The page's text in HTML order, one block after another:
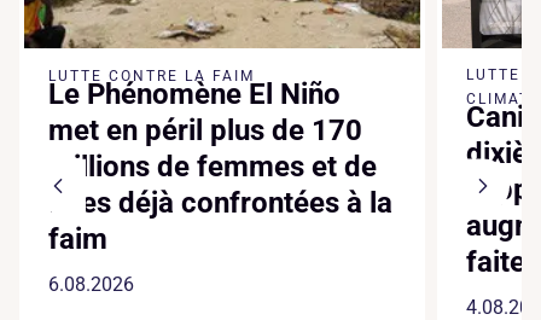
LUTTE CONTRE LA FAIM
Le Phénomène El Niño
met en péril plus de 170
millions de femmes et de
filles déjà confrontées à la
faim
6.08.2026
LUTTE